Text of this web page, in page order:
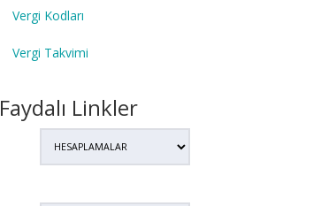
Vergi Kodları
Vergi Takvimi
Faydalı Linkler